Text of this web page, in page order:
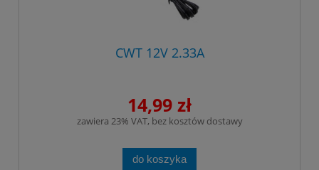
CWT 12V 2.33A
14,99 zł
zawiera 23% VAT, bez kosztów dostawy
do koszyka